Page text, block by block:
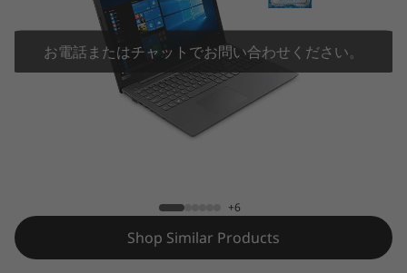
世
ン
テ
お電話またはチャットでお問い合わせください。
+6
Shop Similar Products